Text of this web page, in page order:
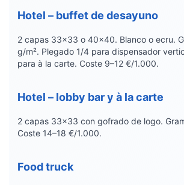
Hotel – buffet de desayuno
2 capas 33×33 o 40×40. Blanco o ecru.
g/m². Plegado 1/4 para dispensador
para à la carte. Coste 9–12 €/1.000.
Hotel – lobby bar y à la carte
2 capas 33×33 con gofrado de logo.
Coste 14–18 €/1.000.
Food truck